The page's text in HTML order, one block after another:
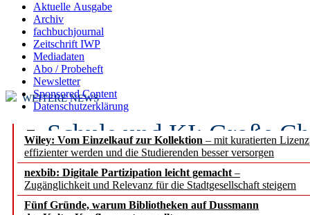
Aktuelle Ausgabe
Archiv
fachbuchjournal
Zeitschrift IWP
Mediadaten
Abo / Probeheft
Newsletter
Sponsored Content
Datenschutzerklärung
Wiley: Vom Einzelkauf zur Kollektion – mit kuratierten
effizienter werden und die Studierenden besser versorgen
nexbib: Digitale Partizipation leicht gemacht –
Zugänglichkeit und Relevanz für die Stadtgesellschaft steigern
Fünf Gründe, warum Bibliotheken auf Dussmann
WEITERE NEWS
Schule und KI: Große
Voraussetzungen
Erfolgreiches erstes